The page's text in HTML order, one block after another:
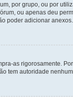
por grupo, ou por
ou apenas deu
poder adicionar anexos.
as rigorosamente.
tem autoridade